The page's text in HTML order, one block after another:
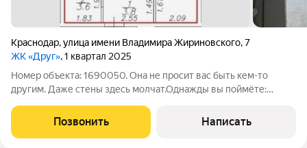
Краснодар,улица имени Владимира Жириновского,7
ЖК «Друг», 1 квартал 2025
Номер объекта: 1690050. Она не просит вас быть кем-то
другим. Даже стены здесь молчат.Однажды вы поймёте:
решено за вас. Вот эта из вторых.ЖК «Друг», Краснодар. 1
комнатная квартира .
Позвонить Написать